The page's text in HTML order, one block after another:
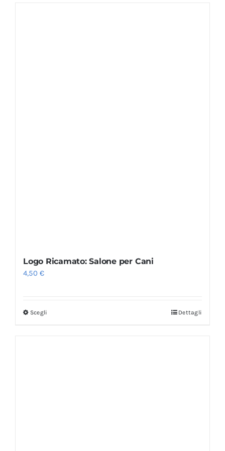
Logo Ricamato: Salone per Cani
4,50€
Scegli Dettagli